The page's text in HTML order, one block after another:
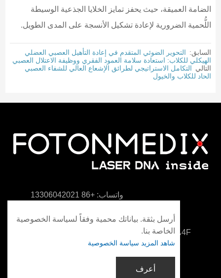
الضامة العميقة، حيث يحفز تمايز الخلايا الجذعية الوسيطة
اللُّحمية الضرورية لإعادة تشكيل الأنسجة على المدى الطويل.
السابق: التحوير الضوئي المتقدم في إعادة التأهيل العصبي العضلي
الهيكلي للكلاب: استعادة سلامة العمود الفقري ووظيفة الاعتلال العصبي
التالي التكامل الاستراتيجي لطرائق الإشعاع العالي للشفاء العصبي
الحاد للكلاب والخيول
واتساب: +86 13306042021
info@fotonmedix.com
4F، المبنى C، معهد تسينغهوا للأبحاث عبر المضيق،
شيامن، فوجيان، الصين
أرسل بثقة. بياناتك محمية وفقاً لسياسة الخصوصية
الخاصة بنا.
شاهد المزيد سياسة الخصوصية
أعرف